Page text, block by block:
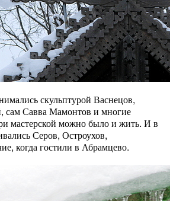
скульптурой Васнецов,
сам Савва Мамонтов и многие
мастерской можно было и жить. И в
Серов, Остроухов,
когда гостили в Абрамцево.